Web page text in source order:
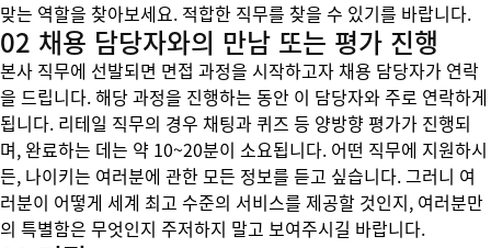
맞는 역할을 찾아보세요. 적합한 직무를 찾을 수 있기를 바랍니다.
02 채용 담당자와의 만남 또는 평가 진행
본사 직무에 선발되면 면접 과정을 시작하고자 채용 담당자가 연락
을 드립니다. 해당 과정을 진행하는 동안 이 담당자와 주로 연락하게
됩니다. 리테일 직무의 경우 채팅과 퀴즈 등 양방향 평가가 진행되
며, 완료하는 데는 약 10~20분이 소요됩니다. 어떤 직무에 지원하시
든, 나이키는 여러분에 관한 모든 정보를 듣고 싶습니다. 그러니 여
러분이 어떻게 세계 최고 수준의 서비스를 제공할 것인지, 여러분만
의 특별함은 무엇인지 주저하지 말고 보여주시길 바랍니다.